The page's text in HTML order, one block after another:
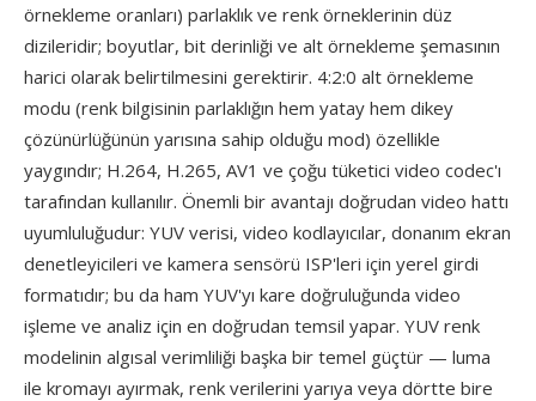
örnekleme oranları) parlaklık ve renk örneklerinin düz
dizileridir; boyutlar, bit derinliği ve alt örnekleme şemasının
harici olarak belirtilmesini gerektirir. 4:2:0 alt örnekleme
modu (renk bilgisinin parlaklığın hem yatay hem dikey
çözünürlüğünün yarısına sahip olduğu mod) özellikle
yaygındır; H.264, H.265, AV1 ve çoğu tüketici video codec'ı
tarafından kullanılır. Önemli bir avantajı doğrudan video hattı
uyumluluğudur: YUV verisi, video kodlayıcılar, donanım ekran
denetleyicileri ve kamera sensörü ISP'leri için yerel girdi
formatıdır; bu da ham YUV'yı kare doğruluğunda video
işleme ve analiz için en doğrudan temsil yapar. YUV renk
modelinin algısal verimliliği başka bir temel güçtür — luma
ile kromayı ayırmak, renk verilerini yarıya veya dörtte bire